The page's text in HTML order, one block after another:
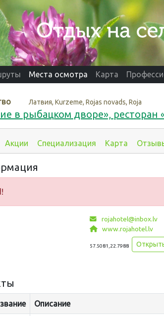
Места осмотра Карта
Латвия, Kurzeme, Rojas novads, Roja
в рыбацком дворе», ресторан
Акции Специализация Карта
rojahotel@inbox.lv
www.rojahotel.lv
57.5081,22.7988
Описание